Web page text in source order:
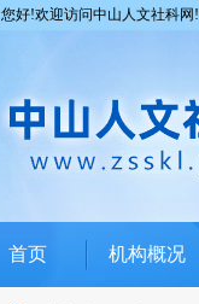
您好!欢迎访问中山人文社科网!
首页 机构概况